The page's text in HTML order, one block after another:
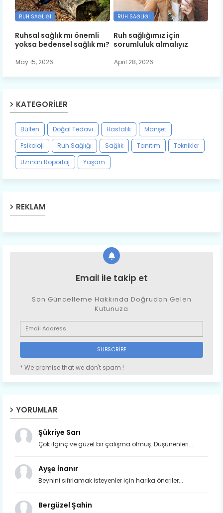
RUH SAĞLIĞI
Ruhsal sağlık mı önemli
yoksa bedensel sağlık mı?
May 15, 2026
RUH SAĞLIĞI
Ruh sağlığımız için
sorumluluk almalıyız
April 28, 2026
KATEGORILER
Bülten Doğal Tedavi Hastalık
Manşet
Psikoloji
Ruh Sağlığı Sağlık Tanıtım
Teknikler
Uzman Röportaj
Yaşam
REKLAM
Email ile takip et
Son Güncelleme Hakkında Doğrudan Gelen
Kutunuza
* We promise that we don't spam !
YORUMLAR
Şükriye Sarı
Çok ilginç ve güzel bir çalışma olmuş. Düşünenleri...
Ayşe İnanır
Beynini sıfırlamak isteyenler için harika öneriler...
Bergüzel Şahin